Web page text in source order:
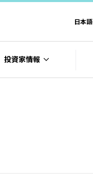
日本語
投資家情報